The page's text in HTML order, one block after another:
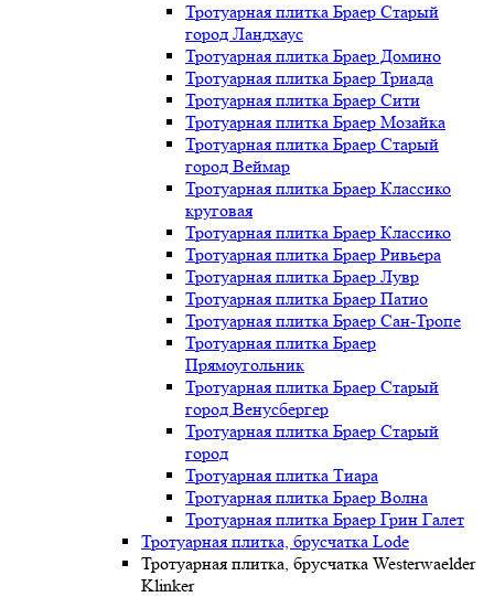
Тротуарная плитка Браер Старый
город Ландхаус
Тротуарная плитка Браер Домино
Тротуарная плитка Браер Триада
Тротуарная плитка Браер Сити
Тротуарная плитка Браер Мозайка
Тротуарная плитка Браер Старый
город Веймар
Тротуарная плитка Браер Классико
круговая
Тротуарная плитка Браер Классико
Тротуарная плитка Браер Ривьера
Тротуарная плитка Браер Лувр
Тротуарная плитка Браер Патио
Тротуарная плитка Браер Сан-Тропе
Тротуарная плитка Браер
Прямоугольник
Тротуарная плитка Браер Старый
город Венусбергер
Тротуарная плитка Браер Старый
город
Тротуарная плитка Тиара
Тротуарная плитка Браер Волна
Тротуарная плитка Браер Грин Галет
Тротуарная плитка, брусчатка Lode
Тротуарная плитка, брусчатка Westerwaelder
Klinker